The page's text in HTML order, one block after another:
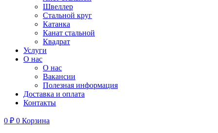
Швеллер
Стальной круг
Катанка
Канат стальной
Квадрат
Услуги
О нас
О нас
Вакансии
Полезная информация
Доставка и оплата
Контакты
0 ₽ 0 Корзина